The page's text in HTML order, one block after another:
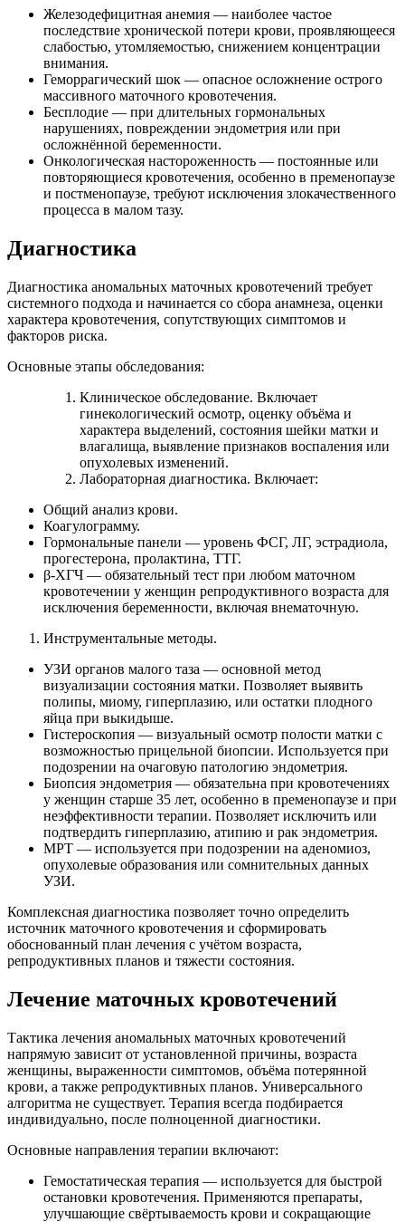
Железодефицитная анемия — наиболее частое
последствие хронической потери крови, проявляющееся
слабостью, утомляемостью, снижением концентрации
внимания.
Геморрагический шок — опасное осложнение острого
массивного маточного кровотечения.
Бесплодие — при длительных гормональных
нарушениях, повреждении эндометрия или при
осложнённой беременности.
Онкологическая настороженность — постоянные или
повторяющиеся кровотечения, особенно в пременопаузе
и постменопаузе, требуют исключения злокачественного
процесса в малом тазу.
Диагностика
Диагностика аномальных маточных кровотечений требует
системного подхода и начинается со сбора анамнеза, оценки
характера кровотечения, сопутствующих симптомов и
факторов риска.
Основные этапы обследования:
Клиническое обследование. Включает
гинекологический осмотр, оценку объёма и
характера выделений, состояния шейки матки и
влагалища, выявление признаков воспаления или
опухолевых изменений.
Лабораторная диагностика. Включает:
Общий анализ крови.
Коагулограмму.
Гормональные панели — уровень ФСГ, ЛГ, эстрадиола,
прогестерона, пролактина, ТТГ.
β-ХГЧ — обязательный тест при любом маточном
кровотечении у женщин репродуктивного возраста для
исключения беременности, включая внематочную.
Инструментальные методы.
УЗИ органов малого таза — основной метод
визуализации состояния матки. Позволяет выявить
полипы, миому, гиперплазию, или остатки плодного
яйца при выкидыше.
Гистероскопия — визуальный осмотр полости матки с
возможностью прицельной биопсии. Используется при
подозрении на очаговую патологию эндометрия.
Биопсия эндометрия — обязательна при кровотечениях
у женщин старше 35 лет, особенно в пременопаузе и при
неэффективности терапии. Позволяет исключить или
подтвердить гиперплазию, атипию и рак эндометрия.
МРТ — используется при подозрении на аденомиоз,
опухолевые образования или сомнительных данных
УЗИ.
Комплексная диагностика позволяет точно определить
источник маточного кровотечения и сформировать
обоснованный план лечения с учётом возраста,
репродуктивных планов и тяжести состояния.
Лечение маточных кровотечений
Тактика лечения аномальных маточных кровотечений
напрямую зависит от установленной причины, возраста
женщины, выраженности симптомов, объёма потерянной
крови, а также репродуктивных планов. Универсального
алгоритма не существует. Терапия всегда подбирается
индивидуально, после полноценной диагностики.
Основные направления терапии включают:
Гемостатическая терапия — используется для быстрой
остановки кровотечения. Применяются препараты,
улучшающие свёртываемость крови и сокращающие